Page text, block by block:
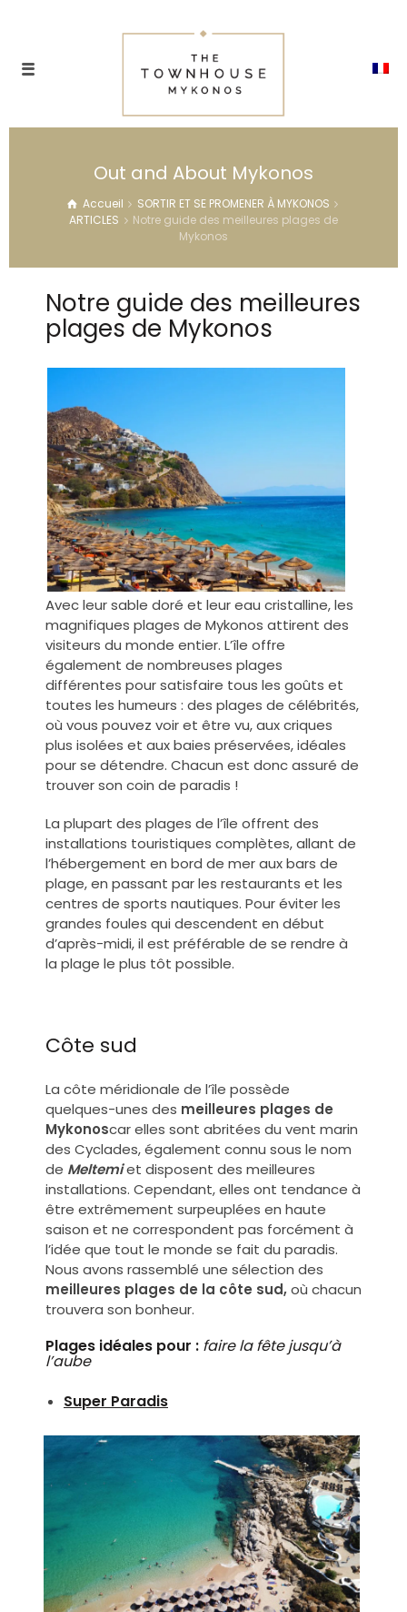
Out and About Mykonos
Accueil
SORTIR ET SE PROMENER À MYKONOS
ARTICLES
Notre guide des meilleures plages de
Mykonos
Notre guide des meilleures
plages de Mykonos
Avec leur sable doré et leur eau cristalline, les
magnifiques plages de Mykonos attirent des
visiteurs du monde entier. L’île offre
également de nombreuses plages
différentes pour satisfaire tous les goûts et
toutes les humeurs : des plages de célébrités,
où vous pouvez voir et être vu, aux criques
plus isolées et aux baies préservées, idéales
pour se détendre. Chacun est donc assuré de
trouver son coin de paradis !
La plupart des plages de l’île offrent des
installations touristiques complètes, allant de
l’hébergement en bord de mer aux bars de
plage, en passant par les restaurants et les
centres de sports nautiques. Pour éviter les
grandes foules qui descendent en début
d’après-midi, il est préférable de se rendre à
la plage le plus tôt possible.
Côte sud
La côte méridionale de l’île possède
quelques-unes des meilleures plages de
Mykonoscar elles sont abritées du vent marin
des Cyclades, également connu sous le nom
de Meltemiet disposent des meilleures
installations. Cependant, elles ont tendance à
être extrêmement surpeuplées en haute
saison et ne correspondent pas forcément à
l’idée que tout le monde se fait du paradis.
Nous avons rassemblé une sélection des
meilleures plages de la côte sud,où chacun
trouvera son bonheur.
Plages idéales pour : faire la fête jusqu’à
l’aube
Super Paradis